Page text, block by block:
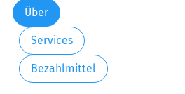
Über
Services
Bezahlmittel